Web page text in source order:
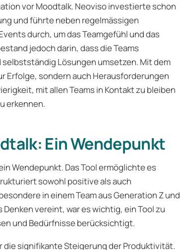
vor Moodtalk. Neoviso investierte schon
und führte neben regelmässigen
durch, um das Teamgefühl und das
jedoch darin, dass die Teams
Lösungen umsetzen. Mit dem
Erfolge, sondern auch Herausforderungen
mit allen Teams in Kontakt zu bleiben
erkennen.
Ein Wendepunkt
Wendepunkt. Das Tool ermöglichte es
sowohl positive als auch
in einem Team aus Generation Z und
vereint, war es wichtig, ein Tool zu
und Bedürfnisse berücksichtigt.
die signifikante Steigerung der Produktivität.